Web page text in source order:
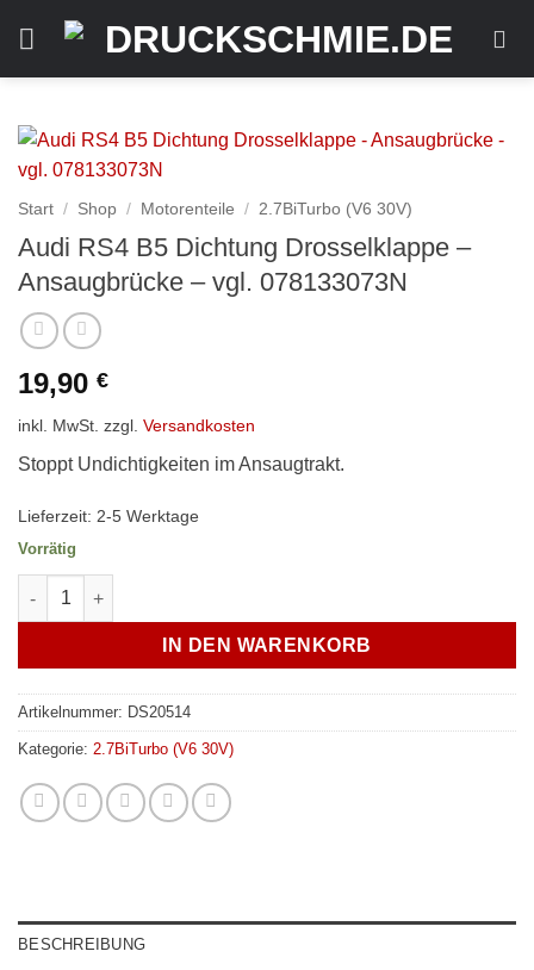
Inhalt
springen
Start / Shop / Motorenteile / 2.7BiTurbo (V6 30V)
Audi RS4 B5 Dichtung Drosselklappe –
Ansaugbrücke – vgl. 078133073N
19,90 €
inkl. MwSt. zzgl. Versandkosten
Stoppt Undichtigkeiten im Ansaugtrakt.
Lieferzeit: 2-5 Werktage
Vorrätig
Audi RS4 B5 Dichtung Drosselklappe - Ansaugbrücke - vgl.
IN DEN WARENKORB
Artikelnummer: DS20514
Kategorie: 2.7BiTurbo (V6 30V)
BESCHREIBUNG